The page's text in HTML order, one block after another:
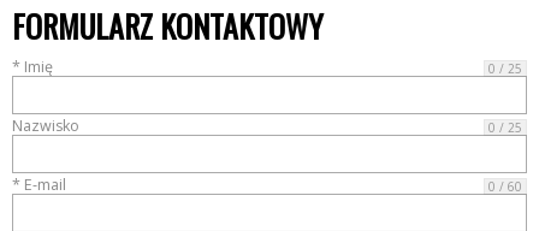
FORMULARZ KONTAKTOWY
* Imię 0 / 25
Nazwisko 0 / 25
* E-mail 0 / 60